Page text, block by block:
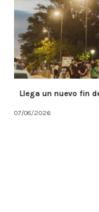
Llega un nuevo fin
07/08/2026